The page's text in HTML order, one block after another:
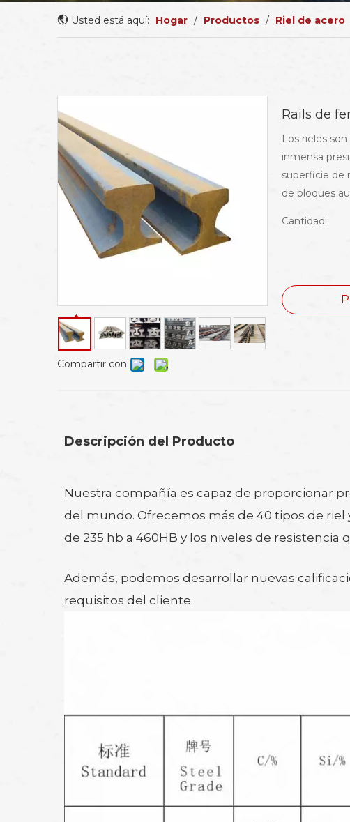
Usted está aquí: Hogar / Productos / Riel de acero
Compartir con:
Rails de
Los rieles
inmensa
superficie de
de bloques
Cantidad:
Descripción del Producto
Nuestra compañía es capaz de proporcionar
del mundo. Ofrecemos más de 40 tipos de riel
de 235 hb a 460HB y los niveles de resistencia
Además, podemos desarrollar nuevas
requisitos del cliente.